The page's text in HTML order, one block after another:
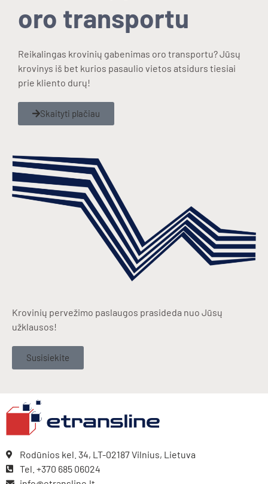
oro transportu
Reikalingas krovinių gabenimas oro transportu? Jūsų
krovinys iš bet kurios pasaulio vietos atsidurs tiesiai
prie kliento durų!
Skaityti plačiau
Krovinių pervežimo paslaugos prasideda nuo Jūsų
užklausos!
Susisiekite
Rodūnios kel. 34, LT-02187 Vilnius, Lietuva
Tel. +370 685 06024